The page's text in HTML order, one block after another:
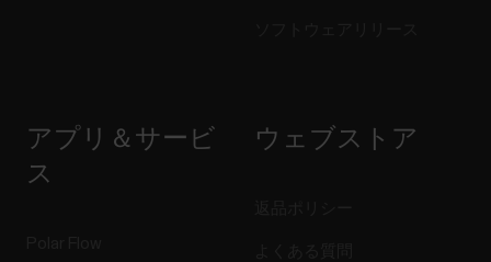
アプリ＆サービ
ス
ウェブストア